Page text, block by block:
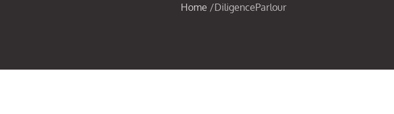
Home DiligenceParlour